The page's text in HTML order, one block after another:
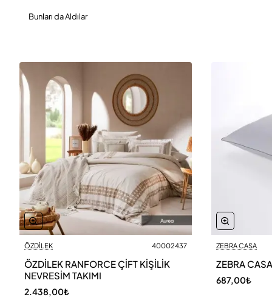
Bunları da Aldılar
ÖZDİLEK 40002437
ÖZDİLEK RANFORCE ÇİFT KİŞİLİK
NEVRESİM TAKIMI
2.438,00₺
ZEBRA CASA
ZEBRA
687,00₺